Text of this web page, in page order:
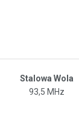
Stalowa Wola
93,5 MHz